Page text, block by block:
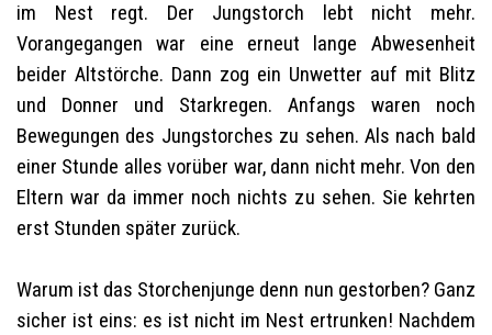
im Nest regt. Der Jungstorch lebt nicht mehr.
Vorangegangen war eine erneut lange Abwesenheit
beider Altstörche. Dann zog ein Unwetter auf mit Blitz
und Donner und Starkregen. Anfangs waren noch
Bewegungen des Jungstorches zu sehen. Als nach bald
einer Stunde alles vorüber war, dann nicht mehr. Von den
Eltern war da immer noch nichts zu sehen. Sie kehrten
erst Stunden später zurück.
Warum ist das Storchenjunge denn nun gestorben? Ganz
sicher ist eins: es ist nicht im Nest ertrunken! Nachdem